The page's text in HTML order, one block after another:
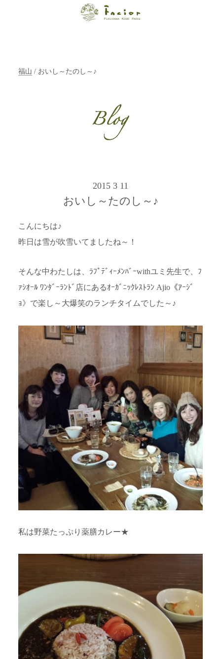
ン ファシオー
輝く美をトータ
ルでご提案しま
す。
福山 / おいし～たのし～♪
2015 3 11
おいし～たのし～♪
こんにちは♪
昨日は雪が吹雪いてましたね～！
そんな中わたしは、ﾗﾌﾟﾃﾞｨｰﾒﾝﾊﾞｰwithユミ先生で、ﾌ
ｧｼｵｰﾙ ﾜﾝﾀﾞｰﾗﾝﾄﾞ店にあるｵｰｶﾞﾆｯｸﾚｽﾄﾗﾝ Ajio《ｱｰｼﾞ
ｮ》で楽し～大爆笑のランチタイムでした～♪
私は野菜たっぷり薬膳カレー★